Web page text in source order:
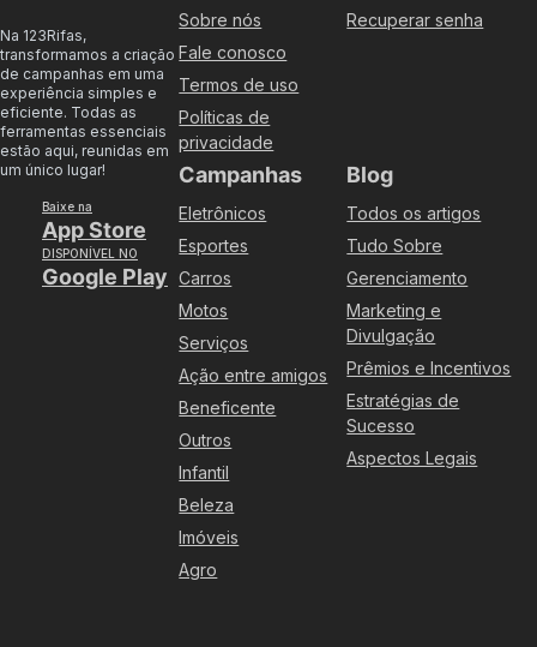
Na 123Rifas,
transformamos a criação
de campanhas em uma
experiência simples e
eficiente. Todas as
ferramentas essenciais
estão aqui, reunidas em
um único lugar!
Baixe na
App Store
DISPONÍVEL NO
Google Play
Sobre nós
Fale conosco
Termos de uso
Políticas de
privacidade
Recuperar senha
Campanhas
Eletrônicos
Esportes
Carros
Motos
Serviços
Ação entre amigos
Beneficente
Outros
Infantil
Beleza
Imóveis
Agro
Blog
Todos os artigos
Tudo Sobre
Gerenciamento
Marketing e
Divulgação
Prêmios e Incentivos
Estratégias de
Sucesso
Aspectos Legais